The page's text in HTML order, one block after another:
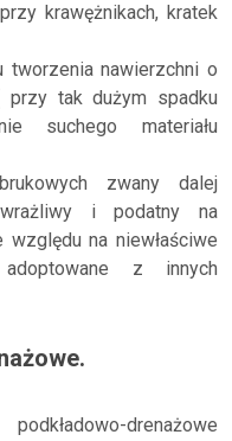
krawężnikach, kratek
nawierzchni o
tak dużym spadku
suchego materiału
zwany dalej
i podatny na
na niewłaściwe
z innych
drenażowe